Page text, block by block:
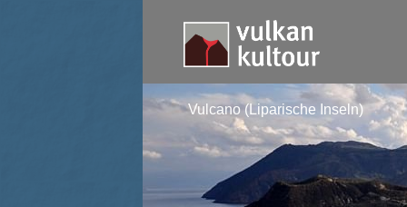
Vulcano (Liparische Inseln)